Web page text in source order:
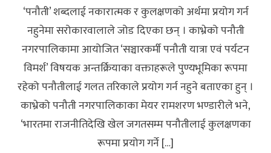
‘पनौती’ शब्दलाई नकारात्मक र कुलक्षणको अर्थमा प्रयोग गर्न
नहुनेमा सरोकारवालाले जोड दिएका छन् । काभ्रेको पनौती
नगरपालिकामा आयोजित ‘सञ्चारकर्मी पनौती यात्रा एवं पर्यटन
विमर्श’ विषयक अन्तर्क्रियाका वक्ताहरूले पुण्यभूमिका रूपमा
रहेको पनौतीलाई गलत तरिकाले प्रयोग गर्न नहुने बताएका हुन् ।
काभ्रेको पनौती नगरपालिकाका मेयर रामशरण भण्डारीले भने,
‘भारतमा राजनीतिदेखि खेल जगतसम्म पनौतीलाई कुलक्षणका
रूपमा प्रयोग गर्ने […]